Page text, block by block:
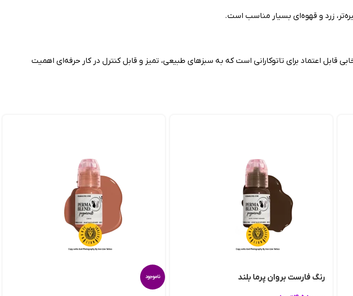
زرد و قهوه‌ای بسیار مناسب است.
اعتماد برای تاتوکارانی است که به سبزهای طبیعی، تمیز و قابل کنترل در کار حرفه‌ای اهمیت
رنگ فارست بروان پرما بلند ناموجود